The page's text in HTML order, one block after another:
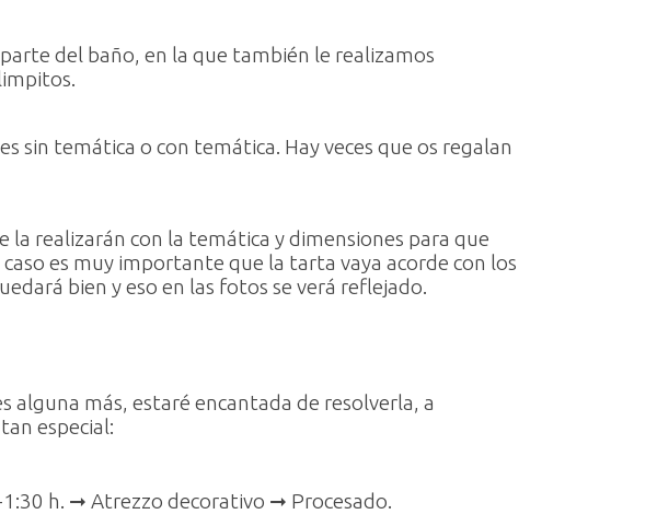
del baño, en la que también le realizamos
sin temática o con temática. Hay veces que os regalan
la realizarán con la temática y dimensiones para que
es muy importante que la tarta vaya acorde con los
bien y eso en las fotos se verá reflejado.
alguna más, estaré encantada de resolverla, a
especial:
h. ➞ Atrezzo decorativo ➞ Procesado.